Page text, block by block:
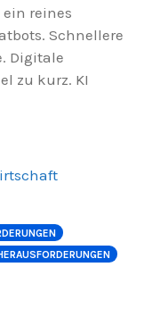
reines
Schnellere
Digitale
zu kurz. KI